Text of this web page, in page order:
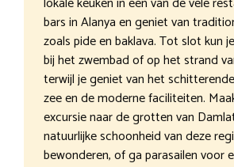
bars in Alanya en geniet van
zoals pide en baklava. Tot slot kun
bij het zwembad of op het strand
terwijl je geniet van het
zee en de moderne faciliteiten.
excursie naar de grotten van
natuurlijke schoonheid van deze
bewonderen, of ga parasailen voor